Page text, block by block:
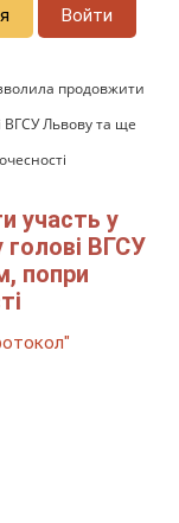
Войти
продовжити
ВГСУ Львову та ще
участь у
голові ВГСУ
попри